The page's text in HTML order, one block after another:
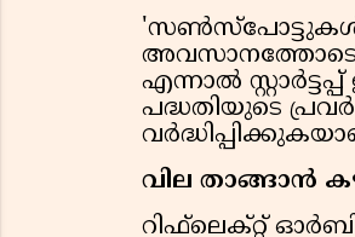
'സണ്‍സ്പോട്ടുകള്‍'
അവസാനത്തോടെ
എന്നാല്‍
പദ്ധതിയുടെ
വില താങ്ങാന്‍
റിഫ്‌ലെക്റ്റ്